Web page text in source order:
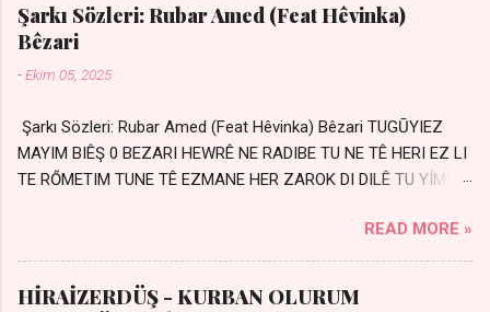
Şarkı Sözleri: Rubar Amed (Feat Hêvinka)
Bêzari
-Ekim 05, 2025
Şarkı Sözleri: Rubar Amed (Feat Hêvinka) Bêzari TUGŪYIEZ
MAYIM BIÊŞ 0 BEZARI HEWRÊ NE RADIBE TU NE TÊ HERI EZ LI
TE RŐMETIM TUNE TÊ EZMANE HER ZAROK DI DILÊ TU YÍMIN
Silinmis yarıda. Hasretin yel gibi Eser yar içimden Bir kıza sevdalı
Yaralı adamım. Sensizlik bir hançer Geceler susmuyor Yaralı
kalbimde Bir sızı durmuyor Tu yi bihare min Ez ji payizim Li
READ MORE »
HİRAİZERDÜŞ - KURBAN OLURUM